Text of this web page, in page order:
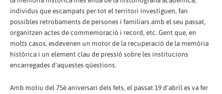
individus que escampats per tot el territori investiguen, fan
possibles retrobaments de persones i familiars amb el seu passat,
organitzen actes de commemoració i record, etc. Gent que, en
molts casos, esdevenen un motor de la recuperació de la memòria
històrica i un element clau de pressió sobre les institucions
encarregades d'aquestes qüestions.
Amb motiu del 75è aniversari dels fets, el passat 19 d'abril es va fer